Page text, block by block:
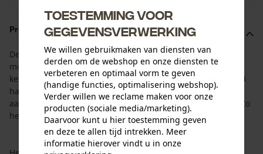
Productomschrijving
De set is afgestemd op de levensduur van blad en
motorzaagketting. De set bestaat uit het AdvanceCut HD
kettingblad van Oregon met een zaaglengte van 45 cm en 4
halfhaakse zaagkettingen van Oregon met een
aandrijfschakelbreedte van 1,5 mm en een steek van 3/8". Zo
heeft u altijd de passende reserveketting bij de hand.
Toestemming voor
gegevensverwerking
We willen gebruikmaken van diensten van
derden om de webshop en onze diensten te
verbeteren en optimaal vorm te geven
(handige functies, optimalisering webshop).
Verder willen we reclame maken voor onze
producten (sociale media/marketing).
Daarvoor kunt u hier toestemming geven
en deze te allen tijd intrekken. Meer
informatie hierover vindt u in onze